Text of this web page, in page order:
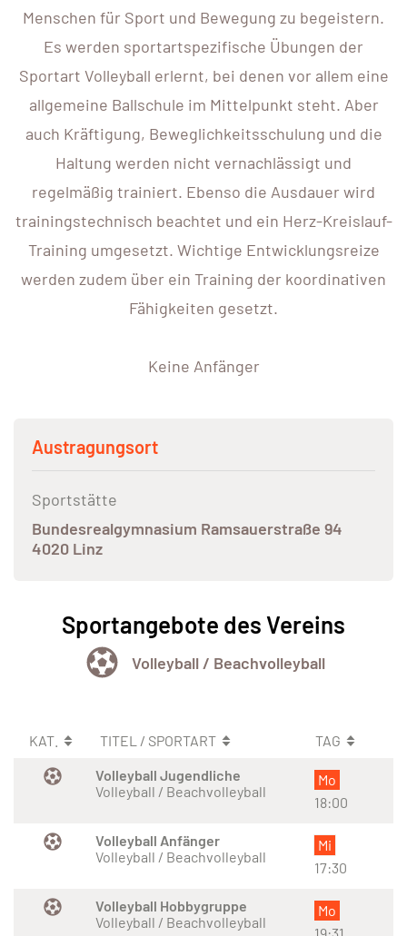
Menschen für Sport und Bewegung zu begeistern.
Es werden sportartspezifische Übungen der
Sportart Volleyball erlernt, bei denen vor allem eine
allgemeine Ballschule im Mittelpunkt steht. Aber
auch Kräftigung, Beweglichkeitsschulung und die
Haltung werden nicht vernachlässigt und
regelmäßig trainiert. Ebenso die Ausdauer wird
trainingstechnisch beachtet und ein Herz-Kreislauf-
Training umgesetzt. Wichtige Entwicklungsreize
werden zudem über ein Training der koordinativen
Fähigkeiten gesetzt.
Keine Anfänger
Austragungsort
Sportstätte
Bundesrealgymnasium Ramsauerstraße 94
4020 Linz
Sportangebote des Vereins
Volleyball / Beachvolleyball
KAT. TITEL / SPORTART
TAG
Volleyball Jugendliche
Volleyball / Beachvolleyball
Mo
18:00
Volleyball Anfänger
Volleyball / Beachvolleyball
Mi
17:30
Volleyball Hobbygruppe
Volleyball / Beachvolleyball
Mo